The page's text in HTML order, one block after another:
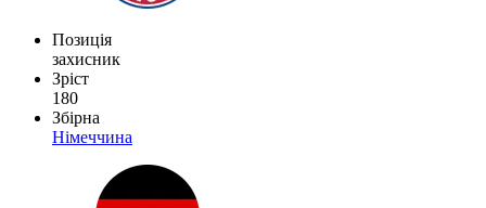
Позиція
захисник
Зріст
180
Збірна
Німеччина